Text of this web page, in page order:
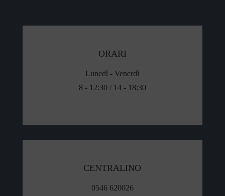
ORARI
Lunedì - Venerdì
8 - 12:30 / 14 - 18:30
CENTRALINO
0546 620026